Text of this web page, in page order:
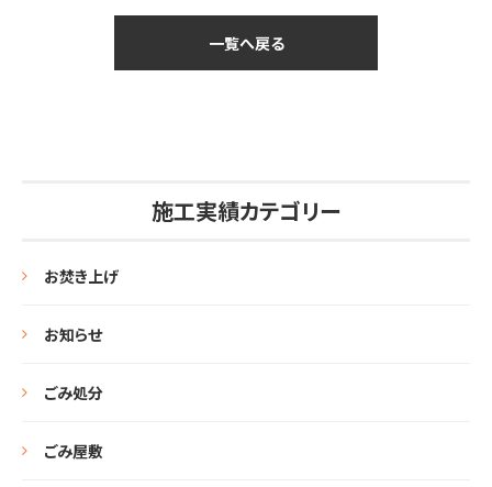
一覧へ戻る
施工実績カテゴリー
お焚き上げ
お知らせ
ごみ処分
ごみ屋敷